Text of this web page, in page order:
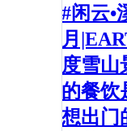
#闲云•
月
度雪山
的餐饮
想出门